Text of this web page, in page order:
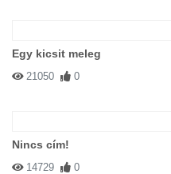
Egy kicsit meleg
21050 0
Nincs cím!
14729 0